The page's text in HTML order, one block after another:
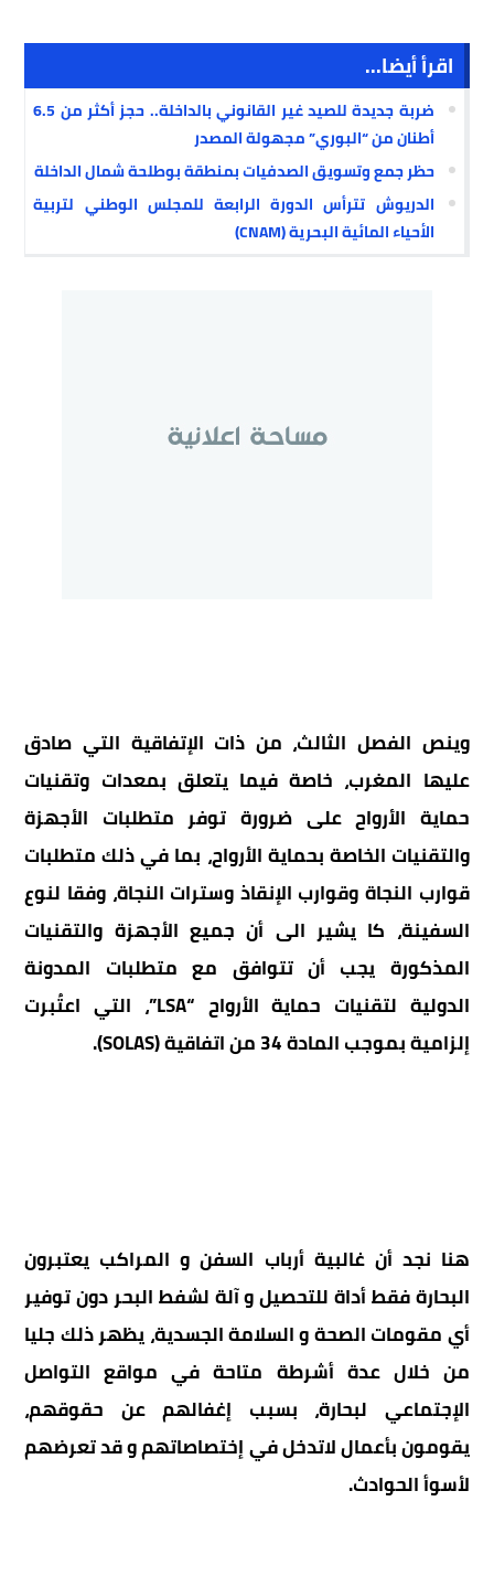
اقرأ أيضا...
ضربة جديدة للصيد غير القانوني بالداخلة.. حجز أكثر من 6.5
أطنان من “البوري” مجهولة المصدر
حظر جمع وتسويق الصدفيات بمنطقة بوطلحة شمال الداخلة
الدريوش تترأس الدورة الرابعة للمجلس الوطني لتربية
الأحياء المائية البحرية (CNAM)
وينص الفصل الثالث، من ذات الإتفاقية التي صادق
عليها المغرب، خاصة فيما يتعلق بمعدات وتقنيات
حماية الأرواح على ضرورة توفر متطلبات الأجهزة
والتقنيات الخاصة بحماية الأرواح، بما في ذلك متطلبات
قوارب النجاة وقوارب الإنقاذ وسترات النجاة، وفقا لنوع
السفينة، كا يشير الى أن جميع الأجهزة والتقنيات
المذكورة يجب أن تتوافق مع متطلبات المدونة
الدولية لتقنيات حماية الأرواح “LSA”، التي اعتُبرت
إلزامية بموجب المادة 34 من اتفاقية (SOLAS).
هنا نجد أن غالبية أرباب السفن و المراكب يعتبرون
البحارة فقط أداة للتحصيل و آلة لشفط البحر دون توفير
أي مقومات الصحة و السلامة الجسدية، يظهر ذلك جليا
من خلال عدة أشرطة متاحة في مواقع التواصل
الإجتماعي لبحارة، بسبب إغفالهم عن حقوقهم،
يقومون بأعمال لاتدخل في إختصاصاتهم و قد تعرضهم
لأسوأ الحوادث.